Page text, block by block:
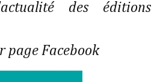
des éditions
page Facebook